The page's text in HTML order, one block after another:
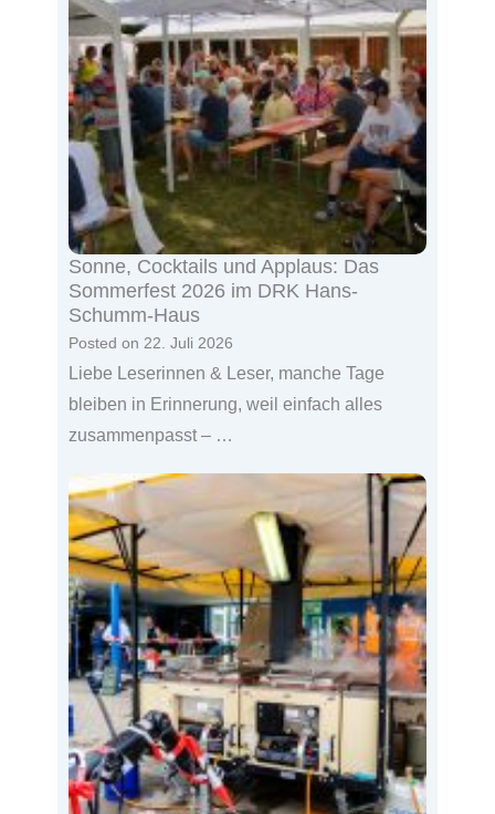
Sonne, Cocktails und Applaus: Das
Sommerfest 2026 im DRK Hans-
Schumm-Haus
Posted on 22. Juli 2026
Liebe Leserinnen & Leser, manche Tage
bleiben in Erinnerung, weil einfach alles
zusammenpasst – …